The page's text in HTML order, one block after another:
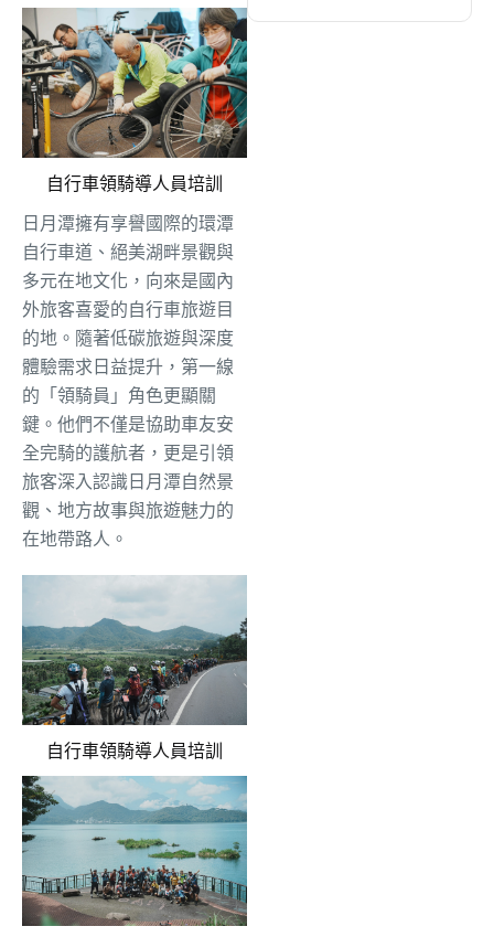
自行車領騎導人員培訓
日月潭擁有享譽國際的環潭
自行車道、絕美湖畔景觀與
多元在地文化，向來是國內
外旅客喜愛的自行車旅遊目
的地。隨著低碳旅遊與深度
體驗需求日益提升，第一線
的「領騎員」角色更顯關
鍵。他們不僅是協助車友安
全完騎的護航者，更是引領
旅客深入認識日月潭自然景
觀、地方故事與旅遊魅力的
在地帶路人。
自行車領騎導人員培訓